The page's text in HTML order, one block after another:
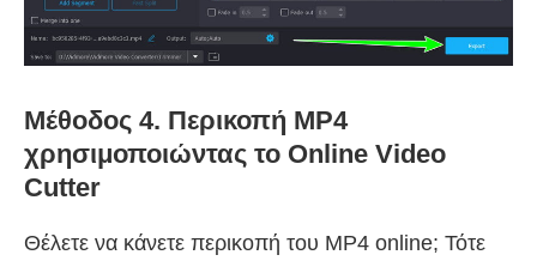
Μέθοδος 4. Περικοπή MP4
χρησιμοποιώντας το Online Video
Cutter
Θέλετε να κάνετε περικοπή του MP4 online; Τότε